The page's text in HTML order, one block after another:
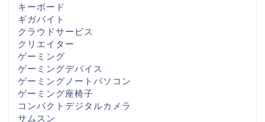
キーボード
ギガバイト
クラウドサービス
クリエイター
ゲーミング
ゲーミングデバイス
ゲーミングノートパソコン
ゲーミング座椅子
コンパクトデジタルカメラ
サムスン